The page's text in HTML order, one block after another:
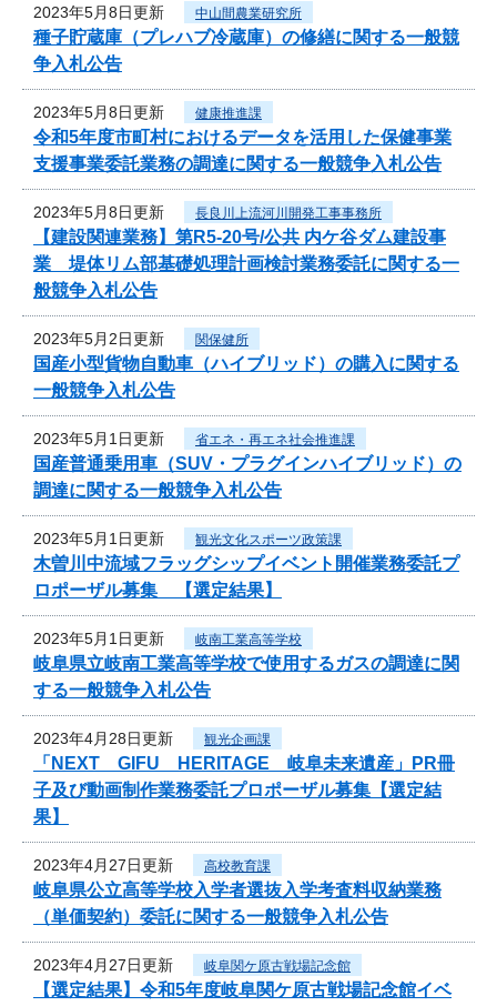
2023年5月8日更新 中山間農業研究所
種子貯蔵庫（プレハブ冷蔵庫）の修繕に関する一般競
争入札公告
2023年5月8日更新 健康推進課
令和5年度市町村におけるデータを活用した保健事業
支援事業委託業務の調達に関する一般競争入札公告
2023年5月8日更新 長良川上流河川開発工事事務所
【建設関連業務】第R5-20号/公共 内ケ谷ダム建設事
業 堤体リム部基礎処理計画検討業務委託に関する一
般競争入札公告
2023年5月2日更新 関保健所
国産小型貨物自動車（ハイブリッド）の購入に関する
一般競争入札公告
2023年5月1日更新 省エネ・再エネ社会推進課
国産普通乗用車（SUV・プラグインハイブリッド）の
調達に関する一般競争入札公告
2023年5月1日更新 観光文化スポーツ政策課
木曽川中流域フラッグシップイベント開催業務委託プ
ロポーザル募集 【選定結果】
2023年5月1日更新 岐南工業高等学校
岐阜県立岐南工業高等学校で使用するガスの調達に関
する一般競争入札公告
2023年4月28日更新 観光企画課
「NEXT GIFU HERITAGE 岐阜未来遺産」PR冊
子及び動画制作業務委託プロポーザル募集【選定結
果】
2023年4月27日更新 高校教育課
岐阜県公立高等学校入学者選抜入学考査料収納業務
（単価契約）委託に関する一般競争入札公告
2023年4月27日更新 岐阜関ケ原古戦場記念館
【選定結果】令和5年度岐阜関ケ原古戦場記念館イベ